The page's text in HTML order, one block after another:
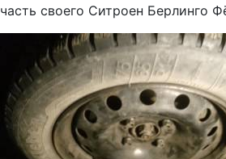
часть своего Ситроен Берлинго